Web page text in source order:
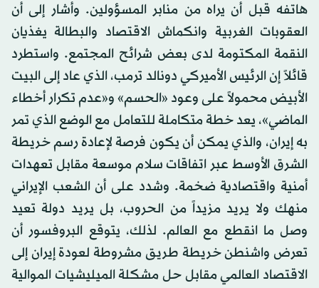
هاتفه قبل أن يراه من منابر المسؤولين. وأشار إلى أن
العقوبات الغربية وانكماش الاقتصاد والبطالة يغذيان
النقمة المكتومة لدى بعض شرائح المجتمع. واستطرد
قائلاً إن الرئيس الأميركي دونالد ترمب، الذي عاد إلى البيت
الأبيض محمولاً على وعود «الحسم» و«عدم تكرار أخطاء
الماضي»، يعد خطة متكاملة للتعامل مع الوضع الذي تمر
به إيران، والذي يمكن أن يكون فرصة لإعادة رسم خريطة
الشرق الأوسط عبر اتفاقات سلام موسعة مقابل تعهدات
أمنية واقتصادية ضخمة. وشدد على أن الشعب الإيراني
منهك ولا يريد مزيداً من الحروب، بل يريد دولة تعيد
وصل ما انقطع مع العالم. لذلك، يتوقع البروفسور أن
تعرض واشنطن خريطة طريق مشروطة لعودة إيران إلى
الاقتصاد العالمي مقابل حل مشكلة الميليشيات الموالية